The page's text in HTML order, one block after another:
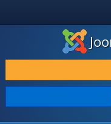
İNDIR & GENIŞLET
KEŞFET & ÖĞREN
TOPLULUK & DESTEK